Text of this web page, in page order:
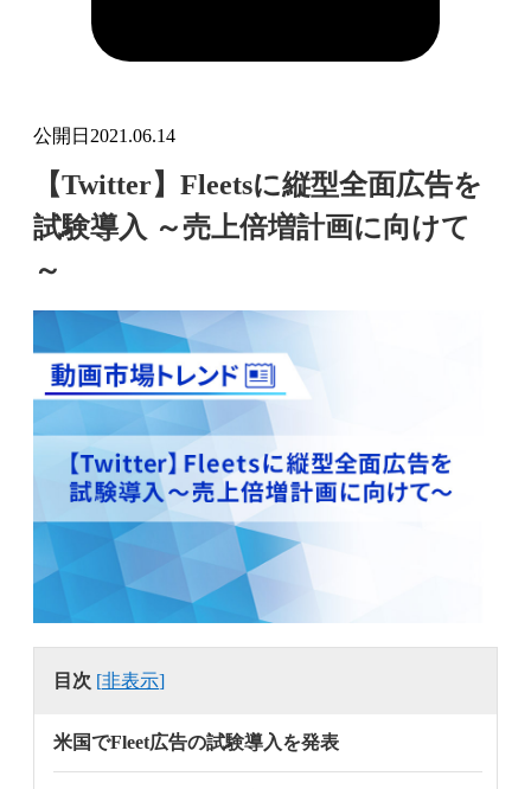
公開日 2021.06.14
【Twitter】Fleetsに縦型全面広告を
試験導入 ～売上倍増計画に向けて
～
目次 [非表示]
米国でFleet広告の試験導入を発表